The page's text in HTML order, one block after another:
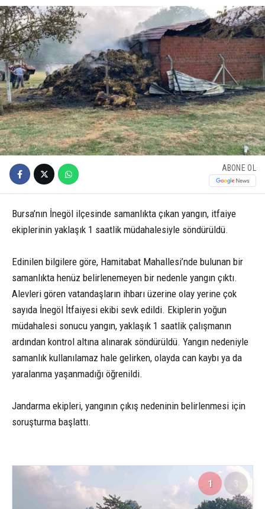
ABONE OL
Bursa’nın İnegöl ilçesinde samanlıkta çıkan yangın, itfaiye
ekiplerinin yaklaşık 1 saatlik müdahalesiyle söndürüldü.
Edinilen bilgilere göre, Hamitabat Mahallesi’nde bulunan bir
samanlıkta henüz belirlenemeyen bir nedenle yangın çıktı.
Alevleri gören vatandaşların ihbarı üzerine olay yerine çok
sayıda İnegöl İtfaiyesi ekibi sevk edildi. Ekiplerin yoğun
müdahalesi sonucu yangın, yaklaşık 1 saatlik çalışmanın
ardından kontrol altına alınarak söndürüldü. Yangın nedeniyle
samanlık kullanılamaz hale gelirken, olayda can kaybı ya da
yaralanma yaşanmadığı öğrenildi.
Jandarma ekipleri, yangının çıkış nedeninin belirlenmesi için
soruşturma başlattı.
1